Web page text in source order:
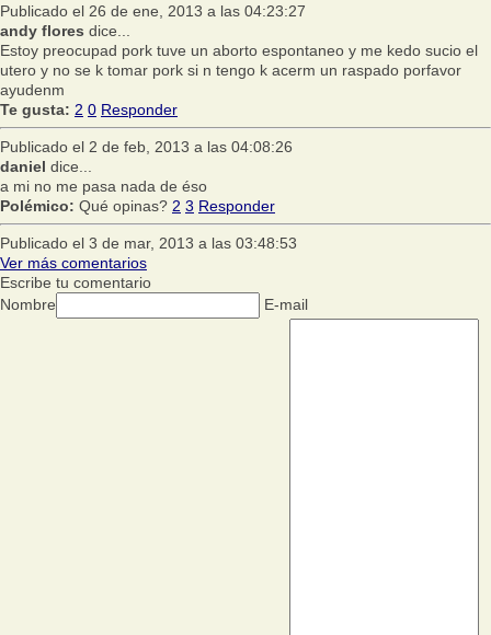
Publicado el 26 de ene, 2013 a las 04:23:27
andy flores dice...
Estoy preocupad pork tuve un aborto espontaneo y me kedo sucio el
utero y no se k tomar pork si n tengo k acerm un raspado porfavor
ayudenm
Te gusta: 2 0 Responder
Publicado el 2 de feb, 2013 a las 04:08:26
daniel dice...
a mi no me pasa nada de éso
Polémico: Qué opinas? 2 3 Responder
Publicado el 3 de mar, 2013 a las 03:48:53
Ver más comentarios
Escribe tu comentario
Nombre
E-mail